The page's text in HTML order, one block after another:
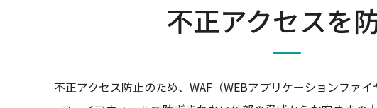
不正アクセスを
不正アクセス防止のため、WAF（WEBアプリケーションファイ